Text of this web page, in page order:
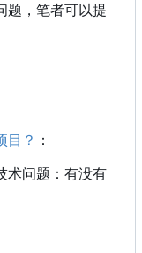
题，笔者可以提
目？ ：
术问题：有没有